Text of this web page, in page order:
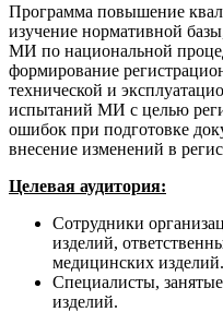
Программа повышение
изучение нормативной
МИ по национальной
формирование
технической и
испытаний МИ с целью
ошибок при подготовке
внесение изменений в
Целевая аудитория:
Сотрудники
изделий,
медицинских изделий.
Специалисты,
изделий.